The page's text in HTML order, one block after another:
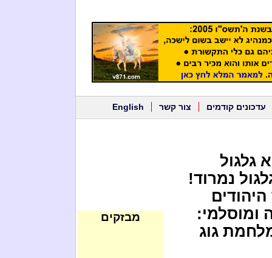
עדכונים קודמים צור קשר English
גלגול
נמרוד!
ומוסלמי:
גוג
מבזקים